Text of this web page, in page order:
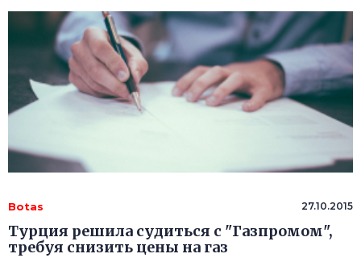
Botas 27.10.2015
Турция решила судиться с "Газпромом",
требуя снизить цены на газ